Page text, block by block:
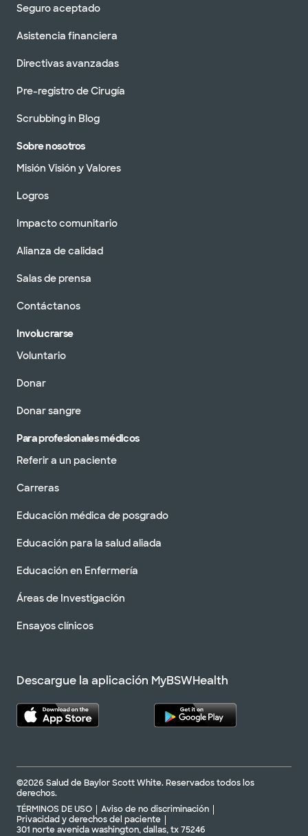
Seguro aceptado
Asistencia financiera
Directivas avanzadas
Pre-registro de Cirugía
Scrubbing in Blog
Sobre nosotros
Misión Visión y Valores
Logros
Impacto comunitario
Alianza de calidad
Salas de prensa
Contáctanos
Involucrarse
Voluntario
Donar
Donar sangre
Para profesionales médicos
Referir a un paciente
Carreras
Educación médica de posgrado
Educación para la salud aliada
Educación en Enfermería
Áreas de Investigación
Ensayos clínicos
Descargue la aplicación MyBSWHealth
©2026 Salud de Baylor Scott White. Reservados todos los
derechos.
TÉRMINOS DE USO
Aviso de no discriminación
Privacidad y derechos del paciente
301 norte avenida washington, dallas, tx 75246